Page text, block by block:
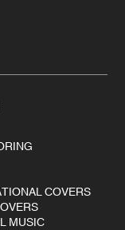
MUSIC
COVERS